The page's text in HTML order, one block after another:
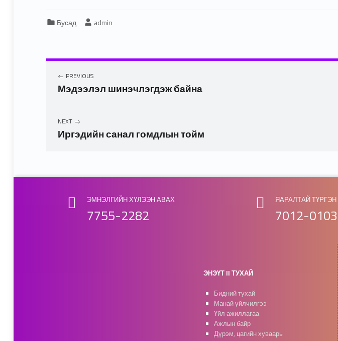
Categorized in:
Бусад Written by:
admin
PREVIOUS
Мэдээлэл шинэчлэгдэж байна
NEXT
Иргэдийн санал гомдлын тойм
ЭМНЭЛГИЙН ХҮЛЭЭН АВАХ
7755-2282
ЯАРАЛТАЙ
7012-0103
ЭНЭҮТ II ТУХАЙ
Бидний тухай
Манай үйлчилгээ
Үйл ажиллагаа
Ажлын байр
Дүрэм, цагийн хуваарь